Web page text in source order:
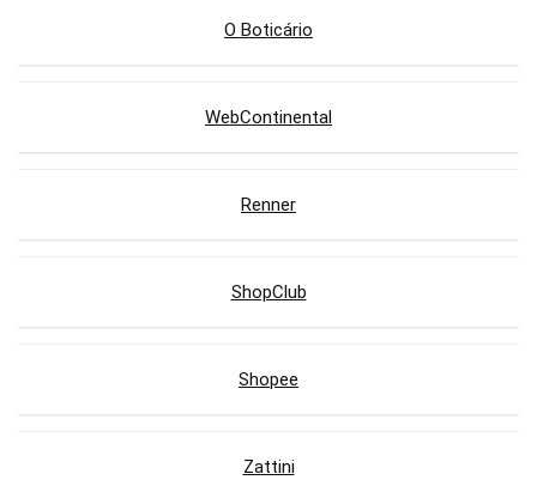
O Boticário
WebContinental
Renner
ShopClub
Shopee
Zattini